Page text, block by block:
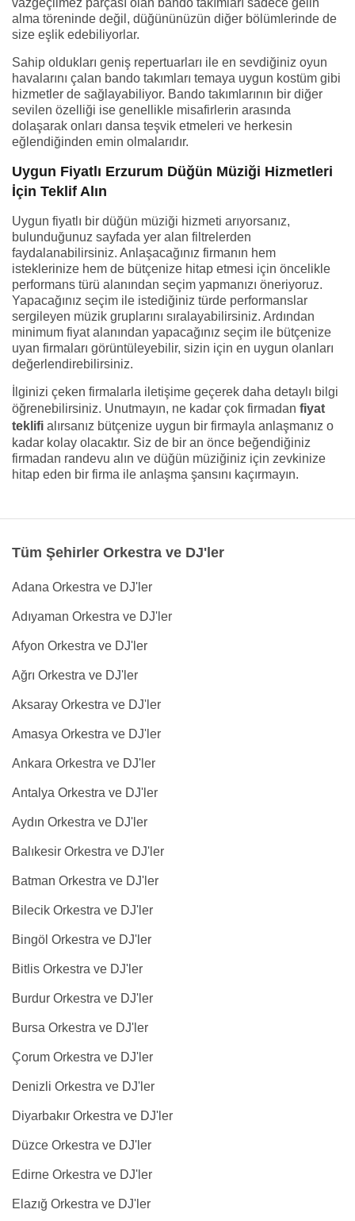
vazgeçilmez parçası olan bando takımları sadece gelin
alma töreninde değil, düğününüzün diğer bölümlerinde de
size eşlik edebiliyorlar.
Sahip oldukları geniş repertuarları ile en sevdiğiniz oyun
havalarını çalan bando takımları temaya uygun kostüm gibi
hizmetler de sağlayabiliyor. Bando takımlarının bir diğer
sevilen özelliği ise genellikle misafirlerin arasında
dolaşarak onları dansa teşvik etmeleri ve herkesin
eğlendiğinden emin olmalarıdır.
Uygun Fiyatlı Erzurum Düğün Müziği Hizmetleri
İçin Teklif Alın
Uygun fiyatlı bir düğün müziği hizmeti arıyorsanız,
bulunduğunuz sayfada yer alan filtrelerden
faydalanabilirsiniz. Anlaşacağınız firmanın hem
isteklerinize hem de bütçenize hitap etmesi için öncelikle
performans türü alanından seçim yapmanızı öneriyoruz.
Yapacağınız seçim ile istediğiniz türde performanslar
sergileyen müzik gruplarını sıralayabilirsiniz. Ardından
minimum fiyat alanından yapacağınız seçim ile bütçenize
uyan firmaları görüntüleyebilir, sizin için en uygun olanları
değerlendirebilirsiniz.
İlginizi çeken firmalarla iletişime geçerek daha detaylı bilgi
öğrenebilirsiniz. Unutmayın, ne kadar çok firmadan fiyat
teklifi alırsanız bütçenize uygun bir firmayla anlaşmanız o
kadar kolay olacaktır. Siz de bir an önce beğendiğiniz
firmadan randevu alın ve düğün müziğiniz için zevkinize
hitap eden bir firma ile anlaşma şansını kaçırmayın.
Tüm Şehirler Orkestra ve DJ'ler
Adana Orkestra ve DJ'ler
Adıyaman Orkestra ve DJ'ler
Afyon Orkestra ve DJ'ler
Ağrı Orkestra ve DJ'ler
Aksaray Orkestra ve DJ'ler
Amasya Orkestra ve DJ'ler
Ankara Orkestra ve DJ'ler
Antalya Orkestra ve DJ'ler
Aydın Orkestra ve DJ'ler
Balıkesir Orkestra ve DJ'ler
Batman Orkestra ve DJ'ler
Bilecik Orkestra ve DJ'ler
Bingöl Orkestra ve DJ'ler
Bitlis Orkestra ve DJ'ler
Burdur Orkestra ve DJ'ler
Bursa Orkestra ve DJ'ler
Çorum Orkestra ve DJ'ler
Denizli Orkestra ve DJ'ler
Diyarbakır Orkestra ve DJ'ler
Düzce Orkestra ve DJ'ler
Edirne Orkestra ve DJ'ler
Elazığ Orkestra ve DJ'ler